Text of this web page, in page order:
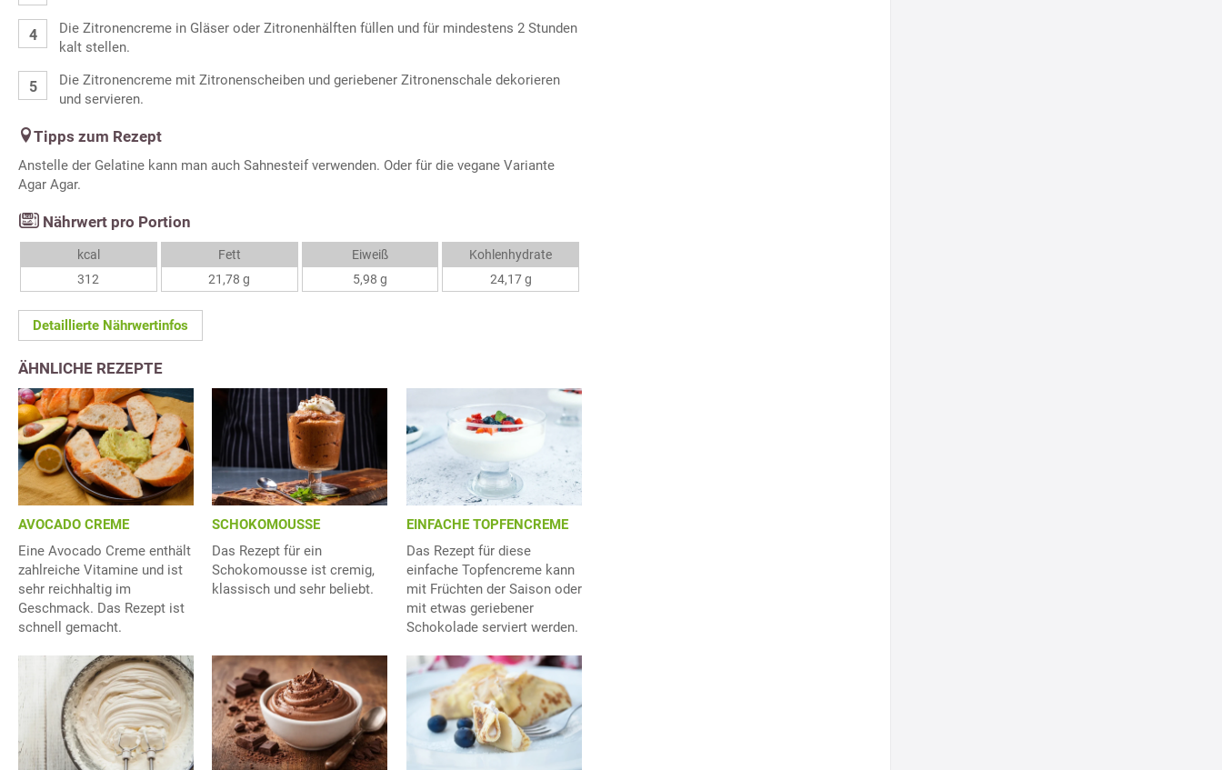
Die Zitronencreme in Gläser oder Zitronenhälften füllen und für mindestens 2 Stunden
kalt stellen.
Die Zitronencreme mit Zitronenscheiben und geriebener Zitronenschale dekorieren
und servieren.
Tipps zum Rezept
Anstelle der Gelatine kann man auch Sahnesteif verwenden. Oder für die vegane Variante
Agar Agar.
Nährwert pro Portion
kcal
312
Fett
21,78 g
Eiweiß
5,98 g
Kohlenhydrate
24,17 g
Detaillierte Nährwertinfos
ÄHNLICHE REZEPTE
AVOCADO CREME
Eine Avocado Creme enthält
zahlreiche Vitamine und ist
sehr reichhaltig im
Geschmack. Das Rezept ist
schnell gemacht.
SCHOKOMOUSSE
Das Rezept für ein
Schokomousse ist cremig,
klassisch und sehr beliebt.
EINFACHE TOPFENCREME
Das Rezept für diese
einfache Topfencreme kann
mit Früchten der Saison oder
mit etwas geriebener
Schokolade serviert werden.